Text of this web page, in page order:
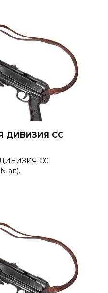
ДИВИЗИЯ СС
СС
ап).